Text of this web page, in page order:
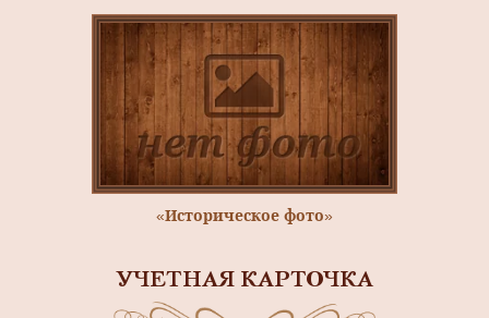
«Историческое фото»
УЧЕТНАЯ КАРТОЧКА